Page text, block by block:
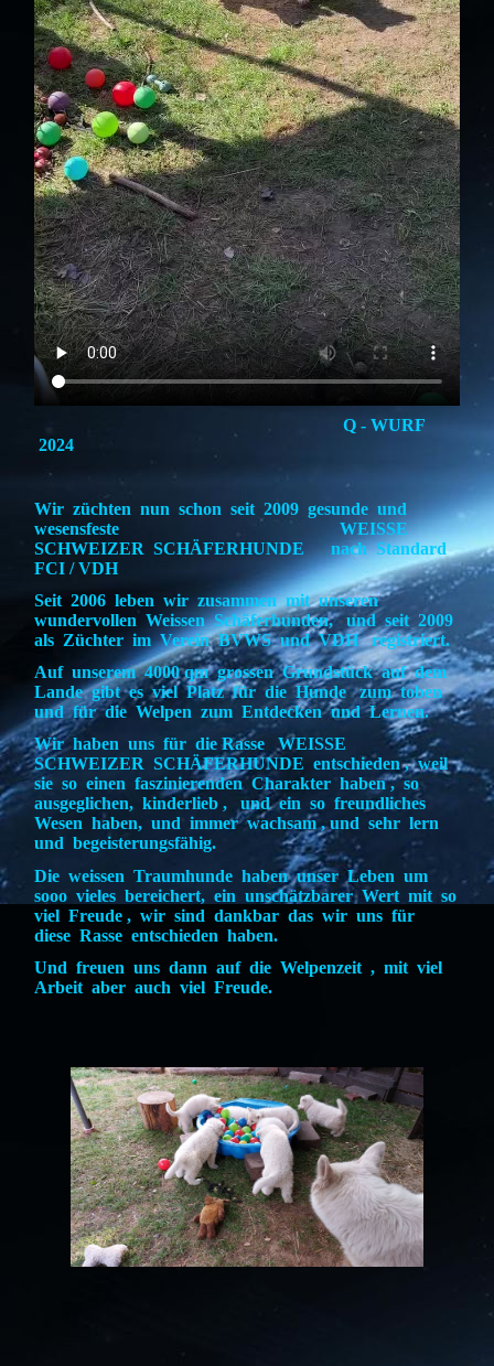
Q - WURF
2024
Wir züchten nun schon seit 2009 gesunde und
wesensfeste WEISSE
SCHWEIZER SCHÄFERHUNDE nach Standard
FCI / VDH
Seit 2006 leben wir zusammen mit unseren
wundervollen Weissen Schäferhunden, und seit 2009
als Züchter im Verein BVWS und VDH registriert.
Auf unserem 4000 qm grossen Grundstück auf dem
Lande gibt es viel Platz für die Hunde zum toben
und für die Welpen zum Entdecken und Lernen.
Wir haben uns für die Rasse WEISSE
SCHWEIZER SCHÄFERHUNDE entschieden , weil
sie so einen faszinierenden Charakter haben , so
ausgeglichen, kinderlieb , und ein so freundliches
Wesen haben, und immer wachsam , und sehr lern
und begeisterungsfähig.
Die weissen Traumhunde haben unser Leben um
sooo vieles bereichert, ein unschätzbarer Wert mit so
viel Freude , wir sind dankbar das wir uns für
diese Rasse entschieden haben.
Und freuen uns dann auf die Welpenzeit , mit viel
Arbeit aber auch viel Freude.